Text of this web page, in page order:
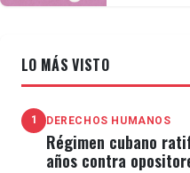
LO MÁS VISTO
1 DERECHOS HUMANOS
Régimen cubano
años contra